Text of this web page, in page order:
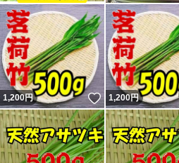
1,200円 いいね！
1,200円